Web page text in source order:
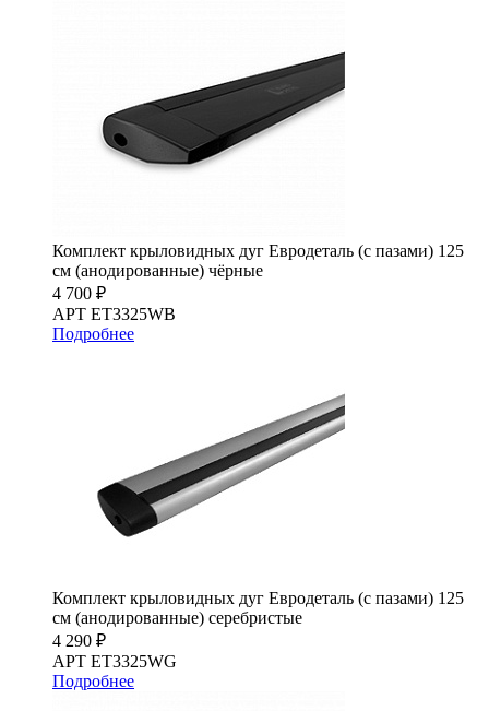
Комплект крыловидных дуг Евродеталь (с пазами) 125
см (анодированные) чёрные
4 700 ₽
АРТ ET3325WB
Подробнее
Комплект крыловидных дуг Евродеталь (с пазами) 125
см (анодированные) серебристые
4 290 ₽
АРТ ET3325WG
Подробнее